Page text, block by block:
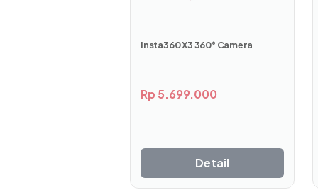
Insta360 X3 360° Camera
Rp 5.699.000
Detail